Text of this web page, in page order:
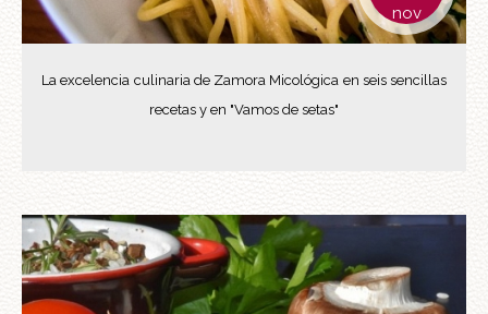
La excelencia culinaria de Zamora Micológica en seis sencillas
recetas y en "Vamos de setas"
nov